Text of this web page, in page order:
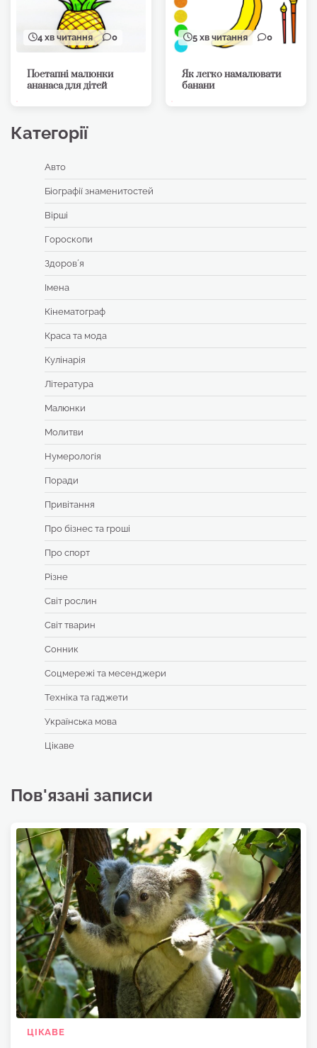
4 хв читання 0
Поетапні малюнки
ананаса для дітей
5 хв читання 0
Як легко намалювати
банани
Категорії
Авто
Біографії знаменитостей
Вірші
Гороскопи
Здоровʼя
Імена
Кінематограф
Краса та мода
Кулінарія
Література
Малюнки
Молитви
Нумерологія
Поради
Привітання
Про бізнес та гроші
Про спорт
Різне
Світ рослин
Світ тварин
Сонник
Соцмережі та месенджери
Техніка та гаджети
Українська мова
Цікаве
Пов'язані записи
ЦІКАВЕ